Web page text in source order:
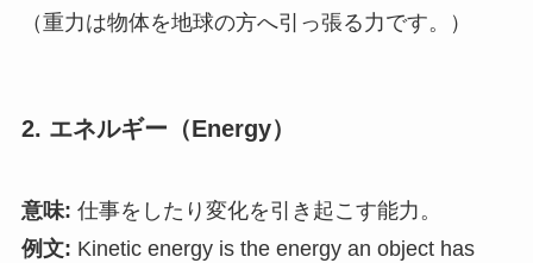
（重力は物体を地球の方へ引っ張る力です。）
2. エネルギー（Energy）
意味: 仕事をしたり変化を引き起こす能力。
例文: Kinetic energy is the energy an object has